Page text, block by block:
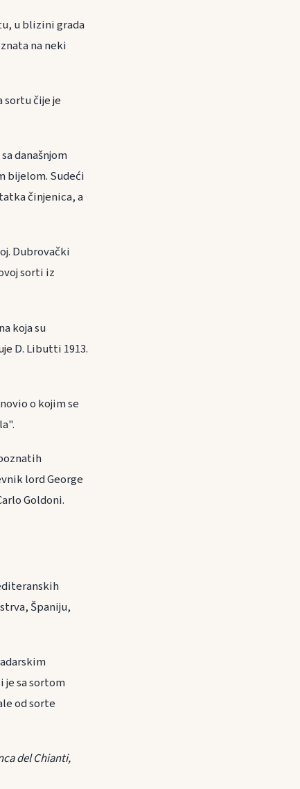
u blizini grada
na neki
sortu čije je
današnjom
bijelom. Sudeći
činjenica, a
Dubrovački
sorti iz
koja su
D. Libutti 1913.
o kojim se
lord George
Goldoni.
Španiju,
je sa sortom
od sorte
del Chianti,